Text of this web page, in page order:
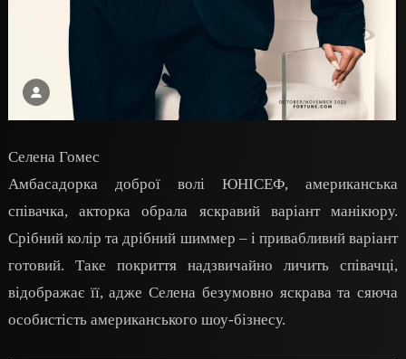
Селена Гомес
Амбасадорка доброї волі ЮНІСЕФ, американська
співачка, акторка обрала яскравий варіант манікюру.
Срібний колір та дрібний шиммер – і привабливий варіант
готовий. Таке покриття надзвичайно личить співачці,
відображає її, адже Селена безумовно яскрава та сяюча
особистість американського шоу-бізнесу.